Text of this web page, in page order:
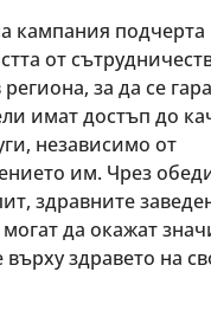
кампания подчерта
от
за да се
имат достъп до
независимо от
им. Чрез
здравните
могат да окажат
върху здравето на